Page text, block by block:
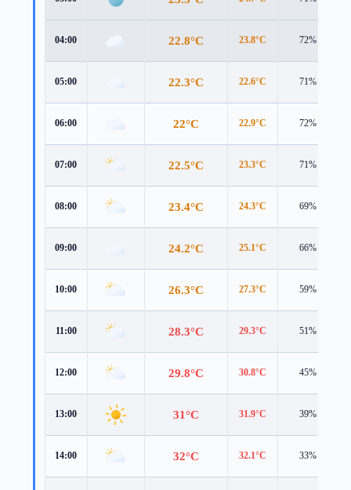
04:00 22.8°C 23.8°C 72%
05:00 22.3°C 22.6°C 71%
06:00 22°C 22.9°C 72%
07:00 22.5°C 23.3°C 71%
08:00 23.4°C 24.3°C 69%
09:00 24.2°C 25.1°C 66%
10:00 26.3°C 27.3°C 59%
11:00 28.3°C 29.3°C 51%
12:00 29.8°C 30.8°C 45%
13:00 31°C 31.9°C 39%
14:00 32°C 32.1°C 33%